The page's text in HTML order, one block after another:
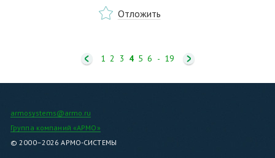
Отложить
1 2 3 4 5 6 - 19
armosystems@armo.ru
Группа компаний «АРМО»
© 2000–2026 АРМО-СИСТЕМЫ